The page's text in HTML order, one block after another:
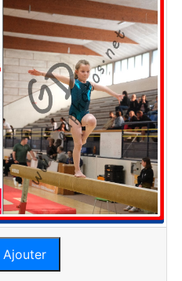
Ajouter